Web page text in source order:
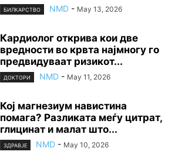
БИЛКАРСТВО NMD - May 13, 2026
Кардиолог открива кои две
вредности во крвта најмногу го
предвидуваат ризикот...
ДОКТОРИ NMD - May 11, 2026
Кој магнезиум навистина
помага? Разликата меѓу цитрат,
глицинат и малат што...
ЗДРАВЈЕ NMD - May 10, 2026